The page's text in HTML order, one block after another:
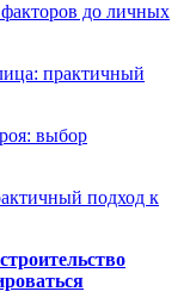
до личных
практичный
выбор
подход к